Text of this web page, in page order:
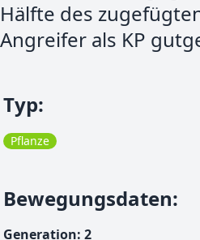
Hälfte des
Angreifer als KP
Typ:
Pflanze
Bewegungsdaten:
Generation: 2